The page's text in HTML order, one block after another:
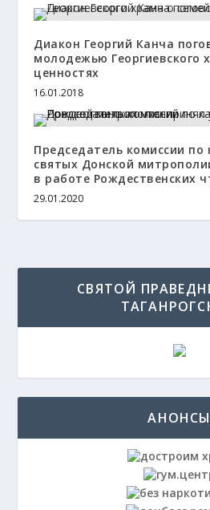
Диакон Георгий Канча
молодежью Георгиевского
ценностях
16.01.2018
Председатель комиссии по
святых Донской
в работе Рождественских
29.01.2020
СВЯТОЙ
АНОНСЫ